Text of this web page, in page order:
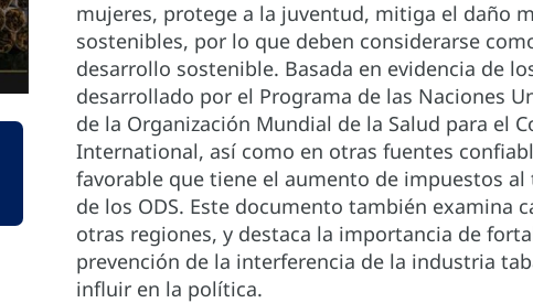
mujeres, protege a la juventud, mitiga el daño
sostenibles, por lo que deben considerarse
desarrollo sostenible. Basada en evidencia de
desarrollado por el Programa de las Naciones
de la Organización Mundial de la Salud para el
International, así como en otras fuentes
favorable que tiene el aumento de impuestos
de los ODS. Este documento también examina
otras regiones, y destaca la importancia de
prevención de la interferencia de la industria
influir en la política.